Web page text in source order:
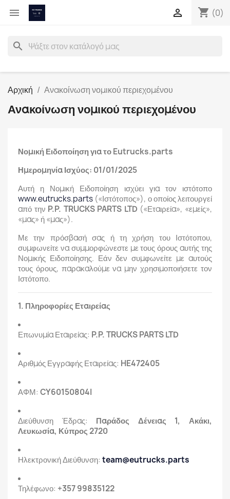
 shopping_cart (0)

search
Αρχική Ανακοίνωση νομικού περιεχομένου
Ανακοίνωση νομικού περιεχομένου
Νομική Ειδοποίηση για το Eutrucks.parts
Ημερομηνία Ισχύος: 01/01/2025
Αυτή η Νομική Ειδοποίηση ισχύει για τον ιστότοπο
www.eutrucks.parts («Ιστότοπος»), ο οποίος λειτουργεί
από την P.P. TRUCKS PARTS LTD («Εταιρεία», «εμείς»,
«μας» ή «μας»).
Με την πρόσβασή σας ή τη χρήση του Ιστότοπου,
συμφωνείτε να συμμορφώνεστε με τους όρους αυτής της
Νομικής Ειδοποίησης. Εάν δεν συμφωνείτε με αυτούς
τους όρους, παρακαλούμε να μην χρησιμοποιήσετε τον
Ιστότοπο.
1. Πληροφορίες Εταιρείας
Επωνυμία Εταιρείας: P.P. TRUCKS PARTS LTD
Αριθμός Εγγραφής Εταιρείας: HE472405
ΑΦΜ: CY60150804I
Διεύθυνση Έδρας: Παράδος Δένειας 1, Ακάκι,
Λευκωσία, Κύπρος 2720
Ηλεκτρονική Διεύθυνση: team@eutrucks.parts
Τηλέφωνο: +357 99835122